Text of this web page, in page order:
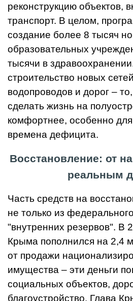
реконструкцию объектов,
транспорт. В целом,
создание более 8 тысяч
образовательных
тысячи в
строительство новых
водопроводов и дорог –
сделать жизнь на
комфортнее, особенно
времена дефицита.
Восстановление: от
реальным
Часть средств на
не только из
"внутренних резервов". В
Крыма пополнился на 2,4
от продажи
имущества – эти деньги
социальных объектов,
благоустройство. Глава